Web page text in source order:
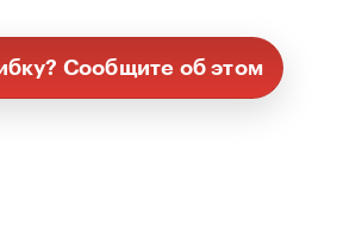
Сообщите об этом